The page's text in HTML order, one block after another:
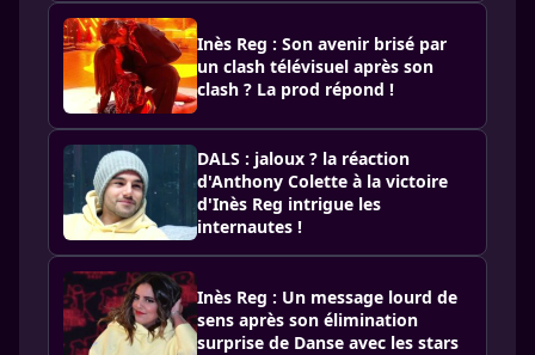
Inès Reg : Son avenir brisé par
un clash télévisuel après son
clash ? La prod répond !
DALS : jaloux ? la réaction
d'Anthony Colette à la victoire
d'Inès Reg intrigue les
internautes !
Inès Reg : Un message lourd de
sens après son élimination
surprise de Danse avec les stars